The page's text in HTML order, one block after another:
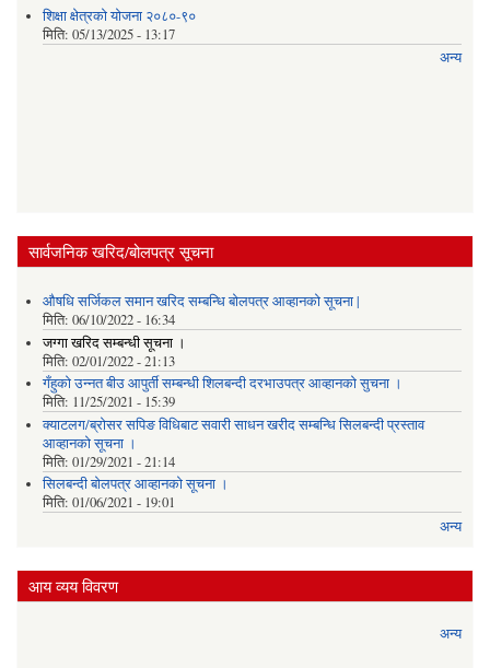
शिक्षा क्षेत्रको योजना २०८०-९०
मिति: 05/13/2025 - 13:17
अन्य
सार्वजनिक खरिद/बोलपत्र सूचना
औषधि सर्जिकल समान खरिद सम्बन्धि बोलपत्र आव्हानको सूचना |
मिति: 06/10/2022 - 16:34
जग्गा खरिद सम्बन्धी सूचना ।
मिति: 02/01/2022 - 21:13
गँहुकाे उन्नत बीउ आपुर्ती सम्बन्धी शिलबन्दी दरभाउपत्र आव्हानकाे सुचना ।
मिति: 11/25/2021 - 15:39
क्याटलग/ब्रोसर सपिङ विधिबाट सवारी साधन खरीद सम्बन्धि सिलबन्दी प्रस्ताव
आव्हानको सूचना ।
मिति: 01/29/2021 - 21:14
सिलबन्दी बोलपत्र आव्हानको सूचना ।
मिति: 01/06/2021 - 19:01
अन्य
आय व्यय विवरण
अन्य